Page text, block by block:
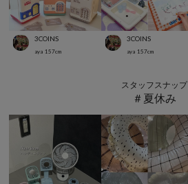
3COINS
aya 157cm
3COINS
aya 157cm
スタッフスナップ
＃夏休み